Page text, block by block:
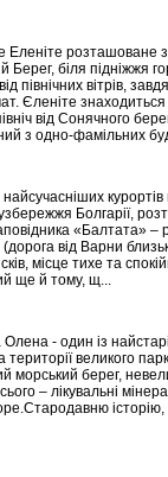
розташоване
Берег, біля підніжжя
північних вітрів,
Єленіте знаходиться
від Сонячного
з одно-фамільних
курортів
Болгарії,
«Балтата» –
(дорога від Варни
місце тихе та
ще й тому, щ...
- один із
великого
морський берег,
– лікувальні